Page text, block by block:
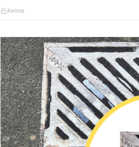
Kenne